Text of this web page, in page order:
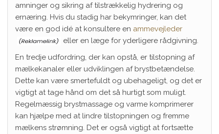
amninger og sikring af tilstrækkelig hydrering og
ernæring. Hvis du stadig har bekymringer, kan det
være en god idé at konsultere en ammevejleder
eller en læge for yderligere rådgivning.
En tredje udfordring, der kan opstå, er tilstopning af
mælkekanaler eller udviklingen af brystbetændelse.
Dette kan være smertefuldt og ubehageligt, og det er
vigtigt at tage hånd om det så hurtigt som muligt.
Regelmæssig brystmassage og varme komprimerer
kan hjælpe med at lindre tilstopningen og fremme
mælkens strømning. Det er også vigtigt at fortsætte